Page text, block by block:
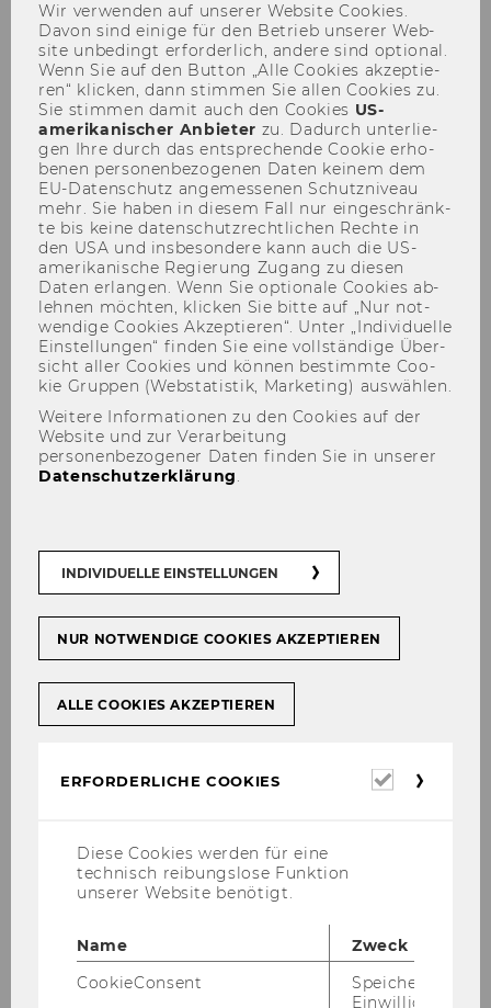
Gerald Reiner
Der Inhalt dieser Seite ist aktuell nur auf
Englisch verfügbar.
WU (Vi­en­na Uni­ver­si­ty of Eco­no­mics and Busi­
De­part­ment of In­for­ma­ti­on Sys­tems and Ope­
In­sti­tu­te for Pro­duc­tion Ma­nage­ment
Buil­ding D2, Ent­ran­ce C, 3rd Floor
Wir ver­wen­den auf un­se­rer Web­site Coo­kies.
Davon sind ei­ni­ge für den Be­trieb un­se­rer Web­
site un­be­dingt er­for­der­lich, an­de­re sind op­tio­nal.
Wenn Sie auf den But­ton „Alle Coo­kies ak­zep­tie­
ren“ kli­cken, dann stim­men Sie allen Coo­kies zu.
Sie stim­men damit auch den Coo­kies US-​
amerikanischer An­bie­ter zu. Da­durch un­ter­lie­
gen Ihre durch das ent­spre­chen­de Coo­kie er­ho­
be­nen per­so­nen­be­zo­ge­nen Daten kei­nem dem
EU-​Datenschutz an­ge­mes­se­nen Schutz­ni­veau
mehr. Sie haben in die­sem Fall nur ein­ge­schränk­
te bis keine da­ten­schutz­recht­li­chen Rech­te in
den USA und ins­be­son­de­re kann auch die US-​
amerikanische Re­gie­rung Zu­gang zu die­sen
Daten er­lan­gen. Wenn Sie op­tio­na­le Coo­kies ab­
leh­nen möch­ten, kli­cken Sie bitte auf „Nur not­
wen­di­ge Coo­kies Ak­zep­tie­ren“. Unter „In­di­vi­du­el­le
Ein­stel­lun­gen“ fin­den Sie eine voll­stän­di­ge Über­
sicht aller Coo­kies und kön­nen be­stimm­te Coo­
kie Grup­pen (Web­sta­tis­tik, Mar­ke­ting) aus­wäh­len.
Weitere Informationen zu den Cookies auf der
Website und zur Verarbeitung
personenbezogener Daten finden Sie in unserer
Datenschutzerklärung.
INDIVIDUELLE EINSTELLUNGEN
NUR NOTWENDIGE COOKIES AKZEPTIEREN
ALLE COOKIES AKZEPTIEREN
ERFORDERLICHE COOKIES
Diese Cookies werden für eine
technisch reibungslose Funktion
unserer Website benötigt.
Name
Zweck
CookieConsent
Speichert Ihre
Einwilligung zur